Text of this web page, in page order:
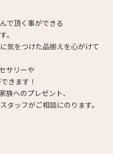
で頂く事ができる
。
気をつけた品揃えを心がけて
サリーや
きます！
族へのプレゼント、
タッフがご相談にのります。